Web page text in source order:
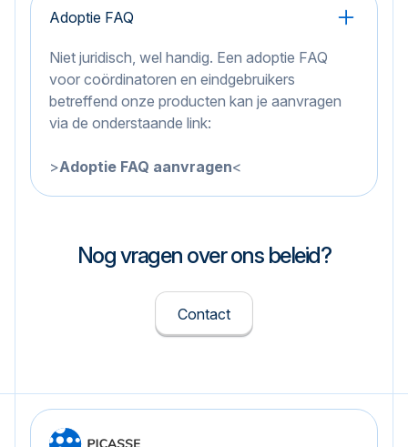
Adoptie FAQ
Niet juridisch, wel handig. Een adoptie FAQ
voor coördinatoren en eindgebruikers
betreffend onze producten kan je aanvragen
via de onderstaande link:
>Adoptie FAQ aanvragen<
Nog vragen over ons beleid?
Contact